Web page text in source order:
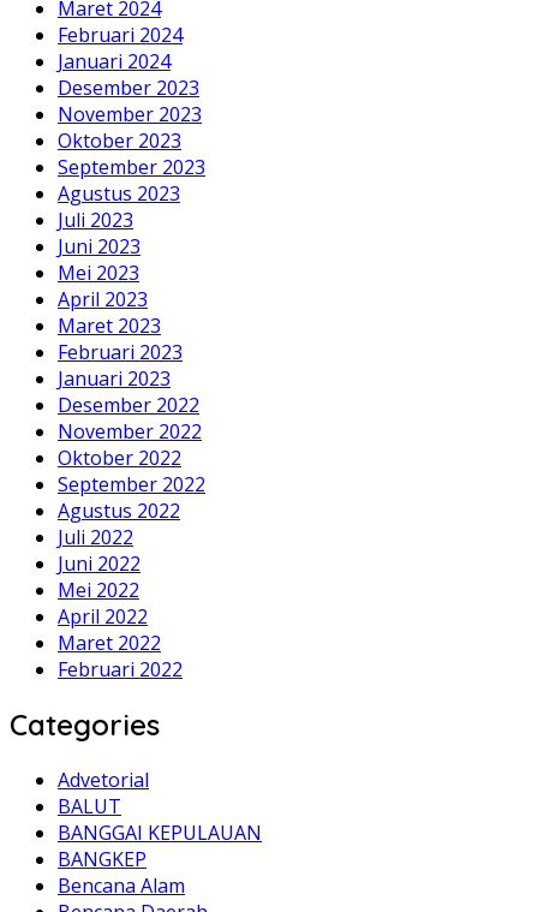
Maret 2024
Februari 2024
Januari 2024
Desember 2023
November 2023
Oktober 2023
September 2023
Agustus 2023
Juli 2023
Juni 2023
Mei 2023
April 2023
Maret 2023
Februari 2023
Januari 2023
Desember 2022
November 2022
Oktober 2022
September 2022
Agustus 2022
Juli 2022
Juni 2022
Mei 2022
April 2022
Maret 2022
Februari 2022
Categories
Advetorial
BALUT
BANGGAI KEPULAUAN
BANGKEP
Bencana Alam